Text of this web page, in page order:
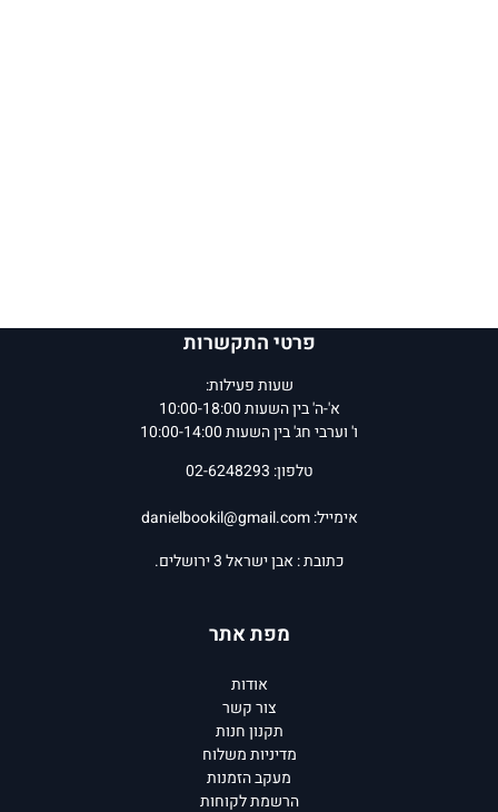
פרטי התקשרות
שעות פעילות:
א'-ה' בין השעות 10:00-18:00
ו' וערבי חג' בין השעות 10:00-14:00
טלפון: 02-6248293
אימייל:danielbookil@gmail.com
כתובת : אבן ישראל 3 ירושלים.
מפת אתר
אודות
צור קשר
תקנון חנות
מדיניות משלוח
מעקב הזמנות
הרשמת לקוחות